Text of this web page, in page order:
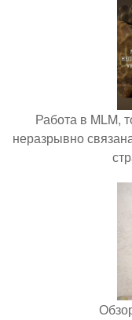
Работа в MLM,
неразрывно